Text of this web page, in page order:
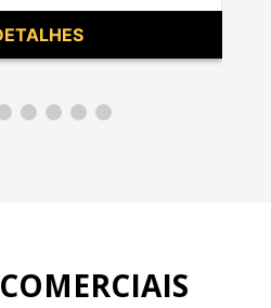
COMERCIAIS